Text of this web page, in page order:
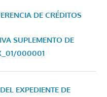
DE CRÉDITOS
SUPLEMENTO DE
000001
EXPEDIENTE DE